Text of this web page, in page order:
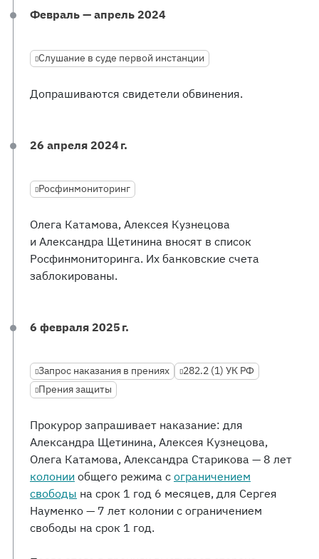
Февраль — апрель 2024
Слушание в суде первой инстанции
Допрашиваются свидетели обвинения.
26 апреля 2024 г.
Росфинмониторинг
Олега Катамова, Алексея Кузнецова
и Александра Щетинина вносят в список
Росфинмониторинга. Их банковские счета
заблокированы.
6 февраля 2025 г.
Запрос наказания в прениях
282.2 (1) УК РФ
Прения защиты
Прокурор запрашивает наказание: для
Александра Щетинина, Алексея Кузнецова,
Олега Катамова, Александра Старикова — 8 лет
колонии общего режима с ограничением
свободы на срок 1 год 6 месяцев, для Сергея
Науменко — 7 лет колонии с ограничением
свободы на срок 1 год.